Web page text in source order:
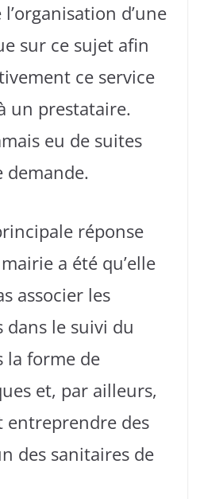
d’une
sur ce sujet afin
ce service
un prestataire.
eu de suites
demande.
réponse
a été qu’elle
associer les
dans le suivi du
la forme de
et, par ailleurs,
entreprendre des
des sanitaires de